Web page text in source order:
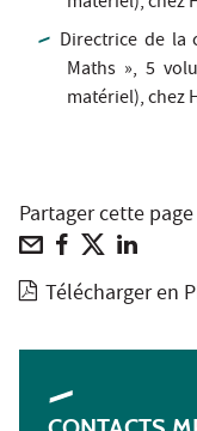
Directrice de la
Maths », 5
matériel), chez
Partager cette page
Télécharger en